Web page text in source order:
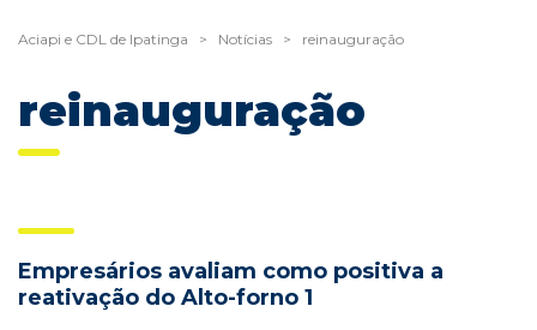
Aciapi e CDL de Ipatinga > Notícias > reinauguração
reinauguração
Empresários avaliam como positiva a
reativação do Alto-forno 1